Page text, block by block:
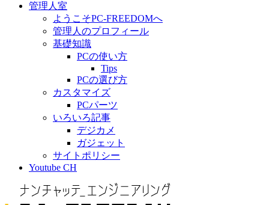
管理人室
ようこそPC-FREEDOMへ
管理人のプロフィール
基礎知識
PCの使い方
Tips
PCの選び方
カスタマイズ
PCパーツ
いろいろ記事
デジカメ
ガジェット
サイトポリシー
Youtube CH